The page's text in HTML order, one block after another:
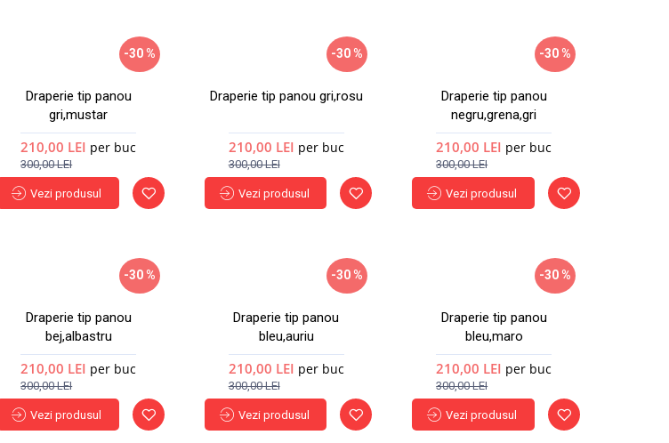
-30 %
Draperie tip panou
gri,mustar
210,00 LEI per buc
300,00 LEI
Vezi produsul
-30 %
Draperie tip panou gri,rosu
210,00 LEI per buc
300,00 LEI
Vezi produsul
-30 %
Draperie tip panou
negru,grena,gri
210,00 LEI per buc
300,00 LEI
Vezi produsul
-30 %
Draperie tip panou
bej,albastru
210,00 LEI per buc
300,00 LEI
Vezi produsul
-30 %
Draperie tip panou
bleu,auriu
210,00 LEI per buc
300,00 LEI
Vezi produsul
-30 %
Draperie tip panou
bleu,maro
210,00 LEI per buc
300,00 LEI
Vezi produsul